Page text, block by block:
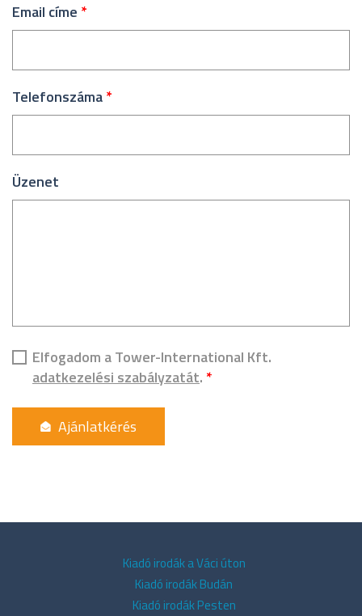
Email címe *
Telefonszáma*
Üzenet
Elfogadom a Tower-International Kft.
adatkezelési szabályzatát. *
Kiadó irodák a Váci úton
Kiadó irodák Budán
Kiadó irodák Pesten